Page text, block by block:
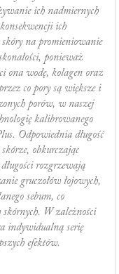
ich nadmiernych
ich
na promieniowanie
ponieważ
ona wodę, kolagen oraz
co pory są większe i
porów, w naszej
kalibrowanego
Odpowiednia długość
obkurczając
rozgrzewają
gruczołów łojowych,
sebum, co
W zależności
indywidualną serię
efektów.